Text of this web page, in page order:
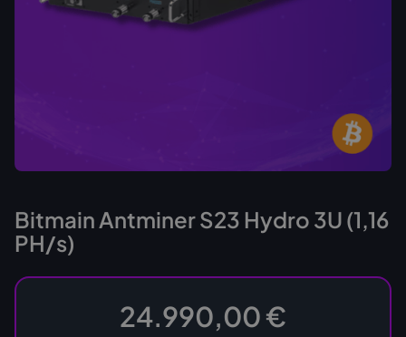
Bitmain Antminer S23 Hydro 3U (1,16
PH/s)
24.990,00 €